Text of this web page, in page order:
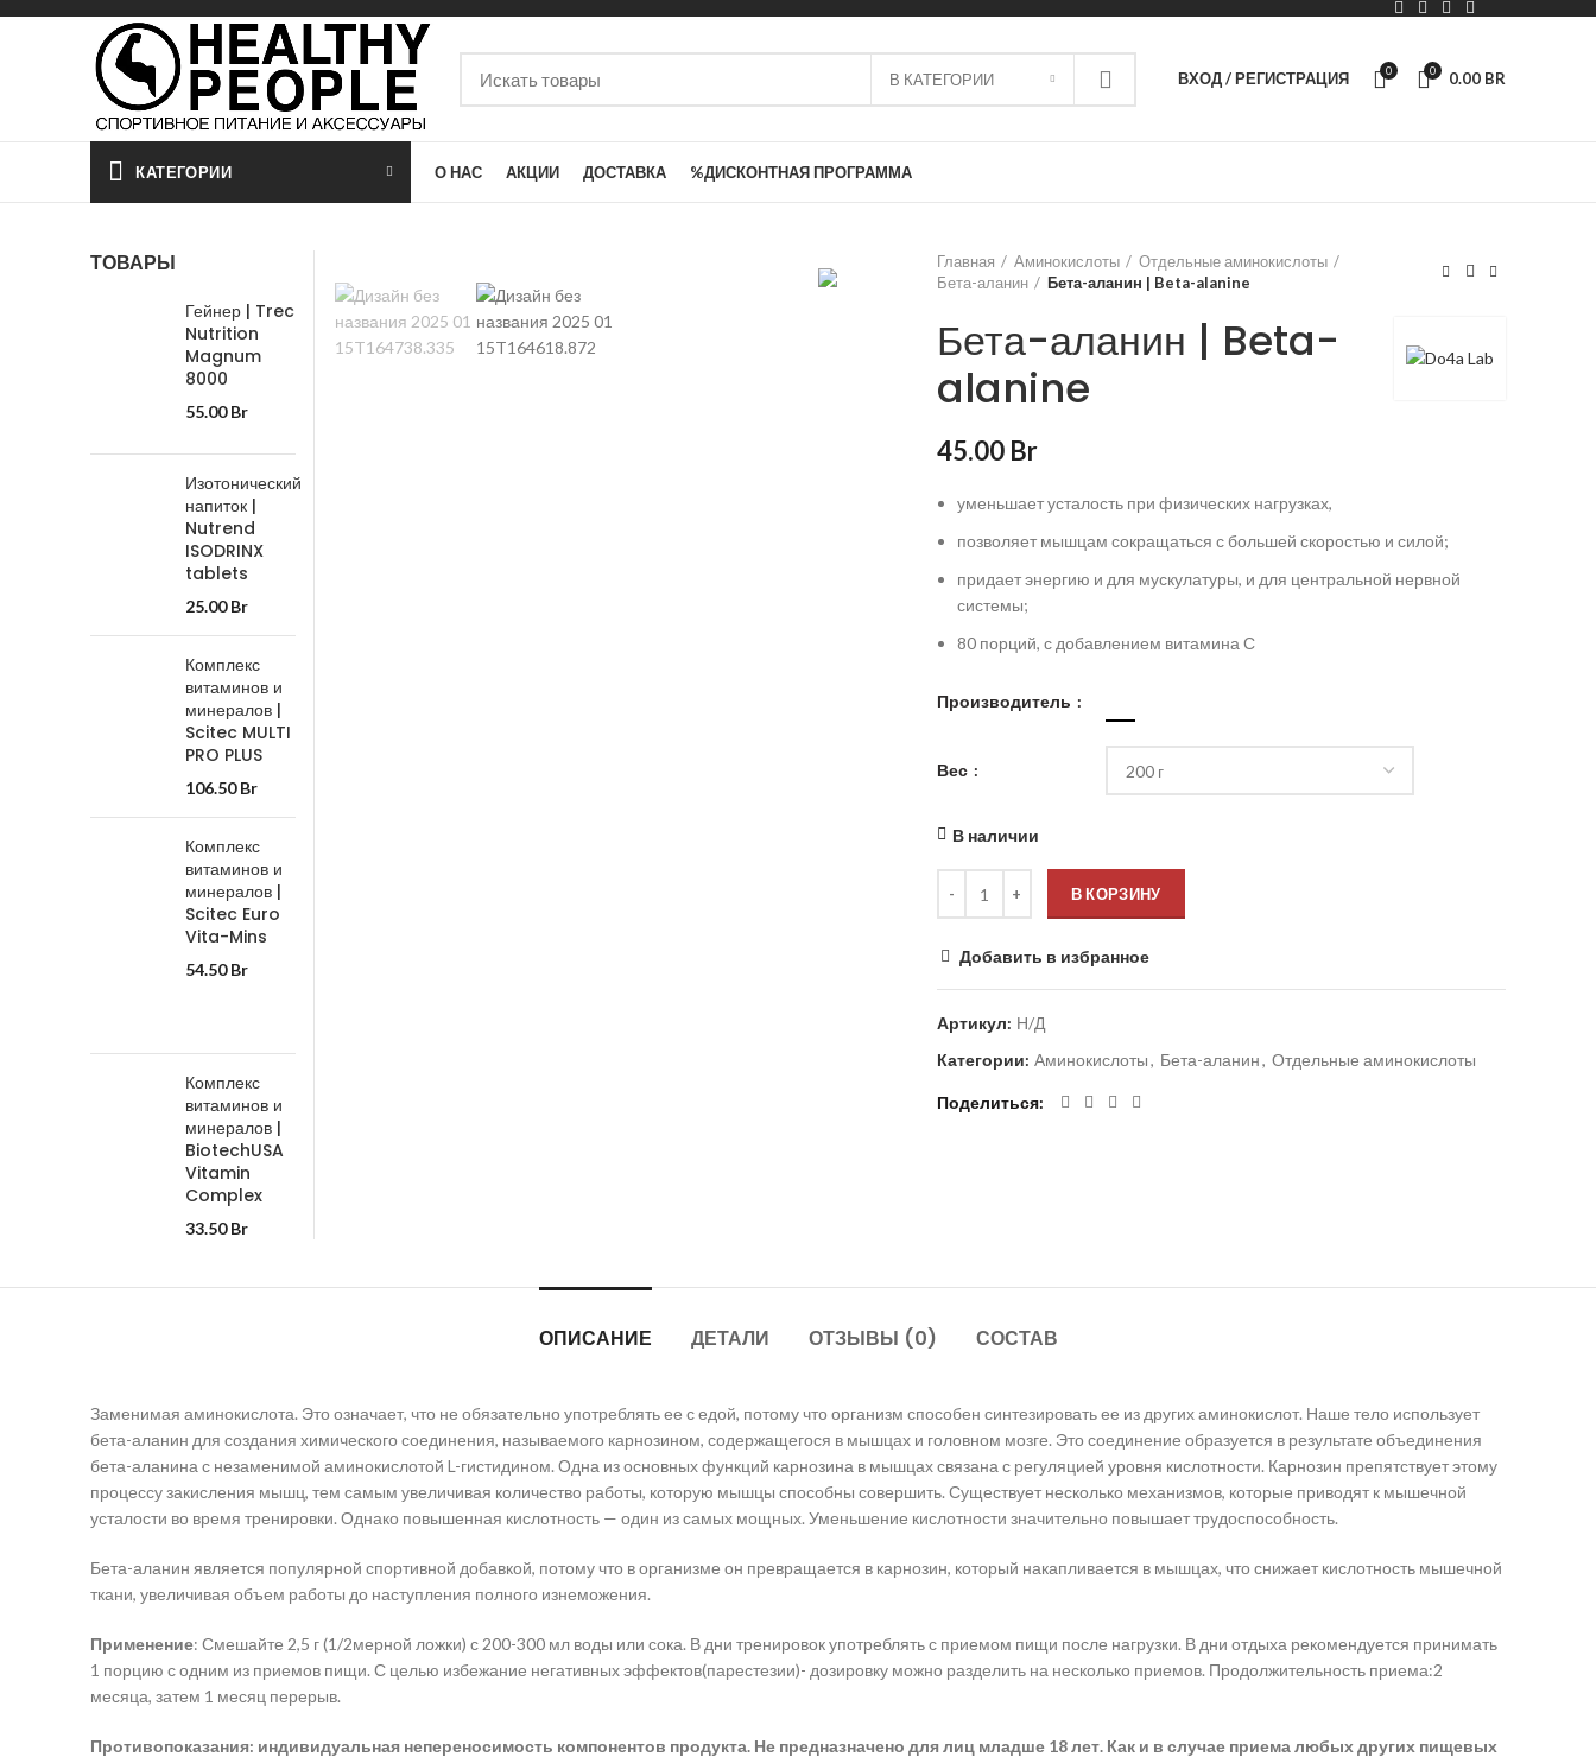
В КАТЕГОРИИ ВХОД / РЕГИСТРАЦИЯ 0 0 0.00 BR
КАТЕГОРИИ О НАС АКЦИИ ДОСТАВКА %ДИСКОНТНАЯ ПРОГРАММА
Главная Аминокислоты
Отдельные аминокислоты
Бета-аланин
Бета-аланин | Beta-alanine
Бета-аланин | Beta-
alanine
45.00 Br
уменьшает усталость при физических нагрузках,
позволяет мышцам сокращаться с большей скоростью и силой;
придает энергию и для мускулатуры, и для центральной нервной
системы;
80 порций, с добавлением витамина С
Производитель
Вес
В наличии
В КОРЗИНУ
Добавить в избранное
Артикул: Н/Д
Категории: Аминокислоты, Бета-аланин, Отдельные аминокислоты
Поделиться
ТОВАРЫ
Гейнер | Trec
Nutrition
Magnum
8000
55.00Br
Изотонический
напиток |
Nutrend
ISODRINX
tablets
25.00Br
Комплекс
витаминов и
минералов |
Scitec MULTI
PRO PLUS
106.50Br
Комплекс
витаминов и
минералов |
Scitec Euro
Vita-Mins
54.50Br
Комплекс
витаминов и
минералов |
BiotechUSA
Vitamin
Complex
33.50Br
ОПИСАНИЕ ДЕТАЛИ ОТЗЫВЫ (0) СОСТАВ
Заменимая аминокислота. Это означает, что не обязательно употреблять ее с едой, потому что организм способен синтезировать ее из других аминокислот. Наше тело использует
бета-аланин для создания химического соединения, называемого карнозином, содержащегося в мышцах и головном мозге. Это соединение образуется в результате объединения
бета-аланина с незаменимой аминокислотой L-гистидином. Одна из основных функций карнозина в мышцах связана с регуляцией уровня кислотности. Карнозин препятствует этому
процессу закисления мышц, тем самым увеличивая количество работы, которую мышцы способны совершить. Существует несколько механизмов, которые приводят к мышечной
усталости во время тренировки. Однако повышенная кислотность — один из самых мощных. Уменьшение кислотности значительно повышает трудоспособность.
Бета-аланин является популярной спортивной добавкой, потому что в организме он превращается в карнозин, который накапливается в мышцах, что снижает кислотность мышечной
ткани, увеличивая объем работы до наступления полного изнеможения.
Применение: Смешайте 2,5 г (1/2мерной ложки) с 200-300 мл воды или сока. В дни тренировок употреблять с приемом пищи после нагрузки. В дни отдыха рекомендуется принимать
1 порцию с одним из приемов пищи. С целью избежание негативных эффектов(парестезии)- дозировку можно разделить на несколько приемов. Продолжительность приема:2
месяца, затем 1 месяц перерыв.
Противопоказания: индивидуальная непереносимость компонентов продукта. Не предназначено для лиц младше 18 лет. Как и в случае приема любых других пищевых